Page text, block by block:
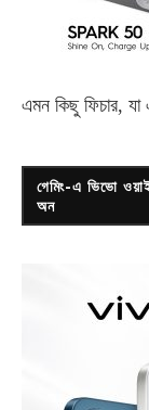
এমন কিছু ফিচার, যা
গেমিং-এ ভিভো
অন